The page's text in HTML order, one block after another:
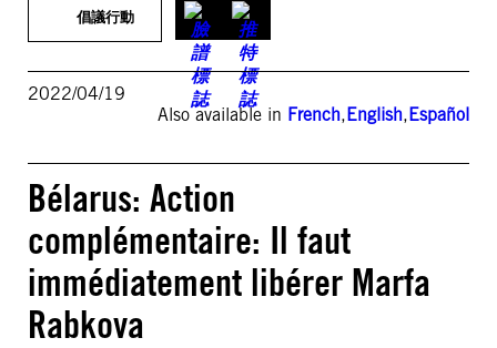
倡議行動
2022/04/19
Also available in French,English,Español
Bélarus: Action
complémentaire: Il faut
immédiatement libérer Marfa
Rabkova